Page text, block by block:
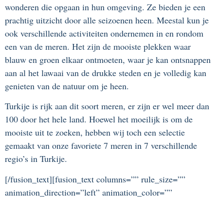
wonderen die opgaan in hun omgeving. Ze bieden je een
prachtig uitzicht door alle seizoenen heen. Meestal kun je
ook verschillende activiteiten ondernemen in en rondom
een van de meren. Het zijn de mooiste plekken waar
blauw en groen elkaar ontmoeten, waar je kan ontsnappen
aan al het lawaai van de drukke steden en je volledig kan
genieten van de natuur om je heen.
Turkije is rijk aan dit soort meren, er zijn er wel meer dan
100 door het hele land. Hoewel het moeilijk is om de
mooiste uit te zoeken, hebben wij toch een selectie
gemaakt van onze favoriete 7 meren in 7 verschillende
regio’s in Turkije.
[/fusion_text][fusion_text columns=”” rule_size=””
animation_direction=”left” animation_color=””